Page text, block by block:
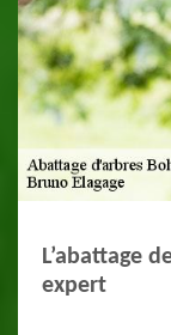
L’abattage
expert